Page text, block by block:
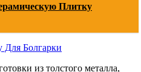
Плитку
Болгарки
из толстого металла,